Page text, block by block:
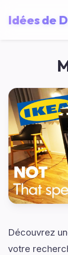
Idées de
Découvrez
votre